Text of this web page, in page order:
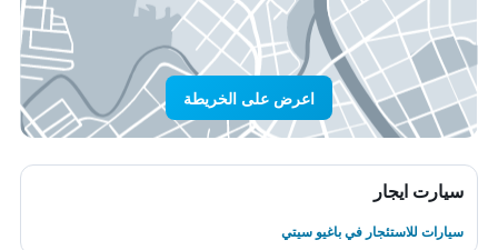
اعرض على الخريطة
سيارت ايجار
سيارات للاستئجار في باغيو سيتي